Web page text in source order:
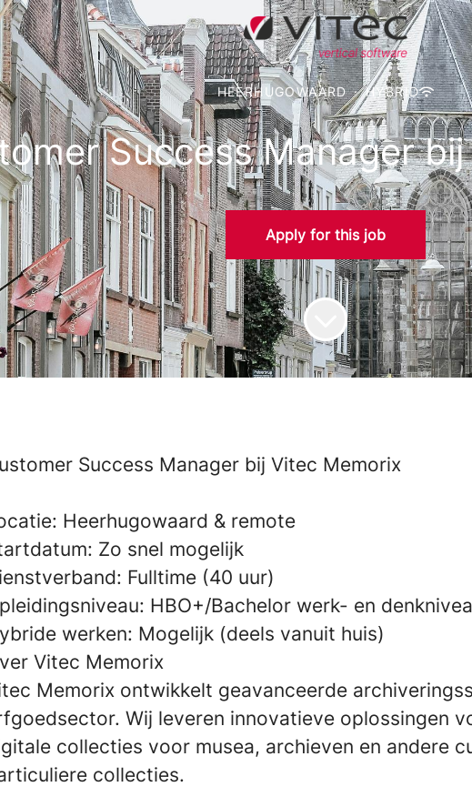
HEERHUGOWAARD · HYBRID
Success Manager
Apply for this job
Success Manager bij Vitec Memorix
Heerhugowaard & remote
Zo snel mogelijk
Fulltime (40 uur)
HBO+/Bachelor werk- en
werken: Mogelijk (deels vanuit huis)
Vitec Memorix
Memorix ontwikkelt geavanceerde
Wij leveren innovatieve oplossingen
collecties voor musea, archieven en andere
collecties.